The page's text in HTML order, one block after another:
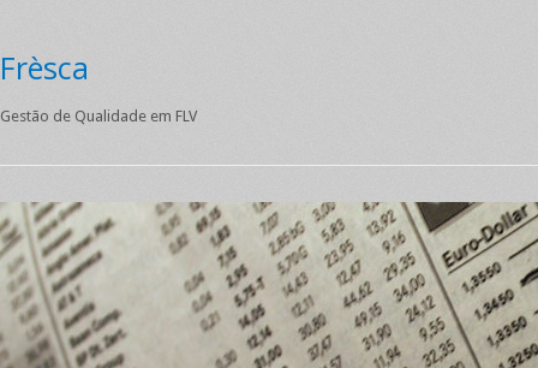
Frèsca
Gestão de Qualidade em FLV